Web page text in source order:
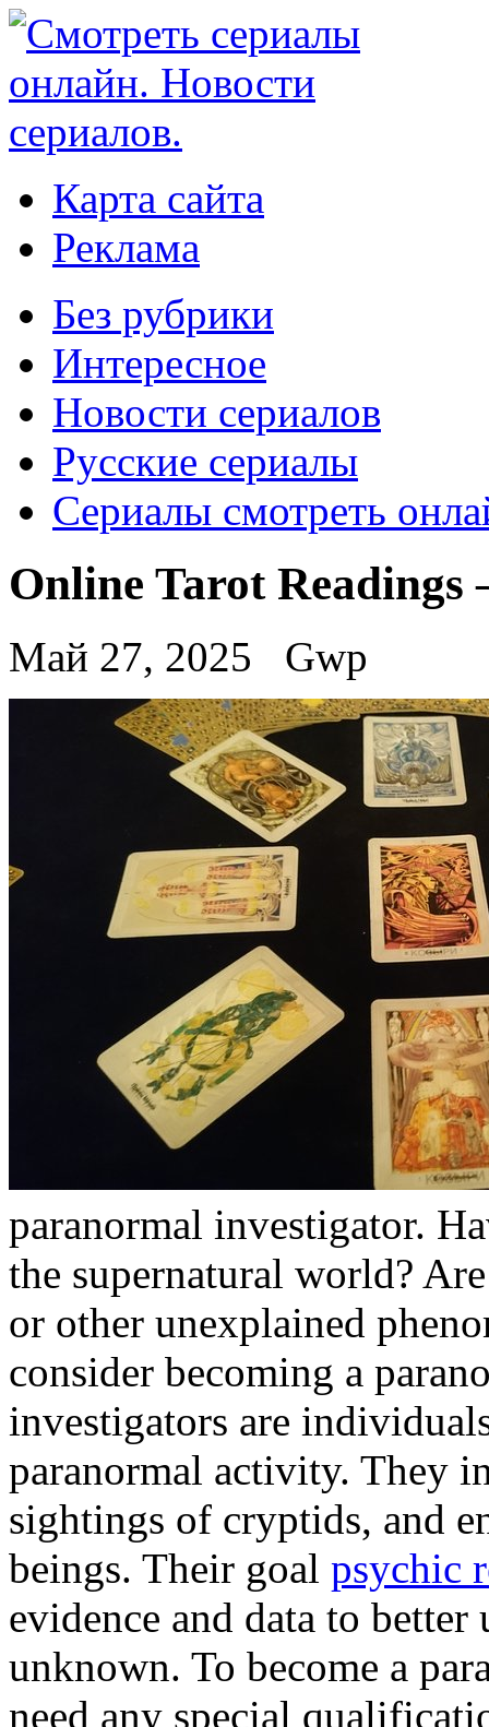
Карта сайта
Реклама
Без рубрики
Интересное
Новости сериалов
Русские сериалы
Сериалы смотреть
Online Tarot Readings
Май 27, 2025 Gwp
paranormal investigator.
the supernatural world?
or other unexplained
consider becoming a
investigators are
paranormal activity. They
sightings of cryptids, and
beings. Their goal psychic
evidence and data to
unknown. To become a
need any special